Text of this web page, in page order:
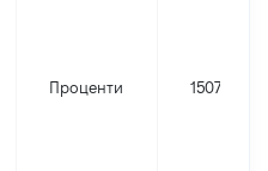
Проценти 1507